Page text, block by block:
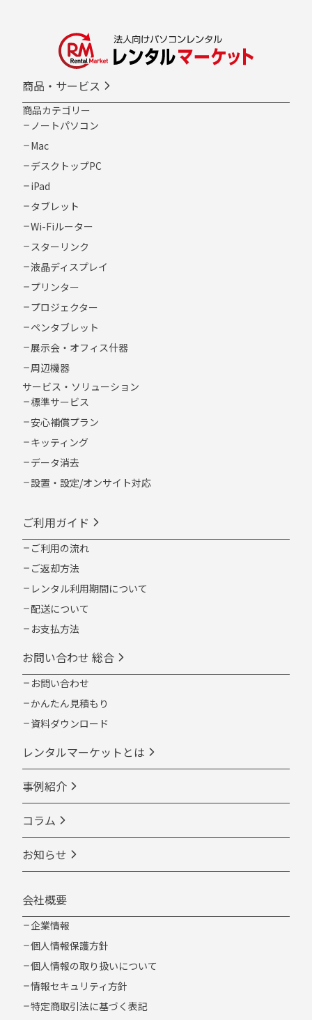
商品・サービス
商品カテゴリー
ノートパソコン
Mac
デスクトップPC
iPad
タブレット
Wi-Fiルーター
スターリンク
液晶ディスプレイ
プリンター
プロジェクター
ペンタブレット
展示会・オフィス什器
周辺機器
サービス・ソリューション
標準サービス
安心補償プラン
キッティング
データ消去
設置・設定/オンサイト対応
ご利用ガイド
ご利用の流れ
ご返却方法
レンタル利用期間について
配送について
お支払方法
お問い合わせ 総合
お問い合わせ
かんたん見積もり
資料ダウンロード
レンタルマーケットとは
事例紹介
コラム
お知らせ
会社概要
企業情報
個人情報保護方針
個人情報の取り扱いについて
情報セキュリティ方針
特定商取引法に基づく表記